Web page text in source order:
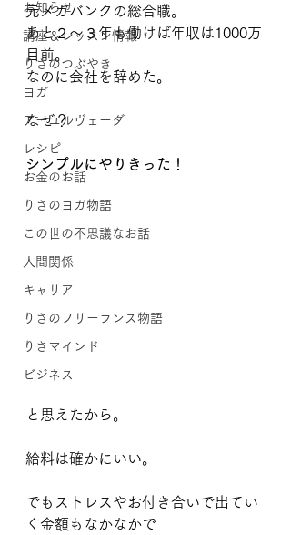
お知らせ
講座＆レッスン情報
りさのつぶやき
ヨガ
アーユルヴェーダ
レシピ
お金のお話
りさのヨガ物語
この世の不思議なお話
人間関係
キャリア
りさのフリーランス物語
りさマインド
ビジネス
元メガバンクの総合職。
あと２〜３年も働けば年収は1000万
目前。
なのに会社を辞めた。
なぜ？
シンプルにやりきった！
と思えたから。
給料は確かにいい。
でもストレスやお付き合いで出てい
く金額もなかなかで